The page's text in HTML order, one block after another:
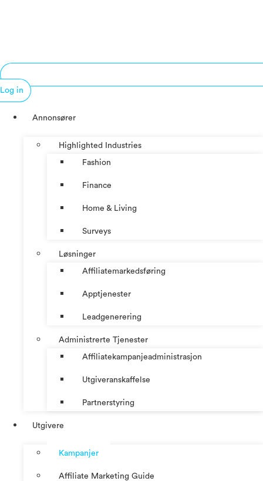
Log in
Annonsører
Highlighted Industries
Fashion
Finance
Home & Living
Surveys
Løsninger
Affiliatemarkedsføring
Apptjenester
Leadgenerering
Administrerte Tjenester
Affiliatekampanjeadministrasjon
Utgiveranskaffelse
Partnerstyring
Utgivere
Kampanjer
Affiliate Marketing Guide